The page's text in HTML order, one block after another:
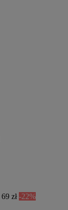
69 zł -22%